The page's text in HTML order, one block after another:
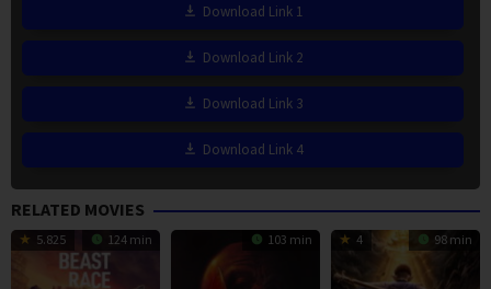
Download Link 1
Download Link 2
Download Link 3
Download Link 4
RELATED MOVIES
5.825 124 min 103 min 4 98 min